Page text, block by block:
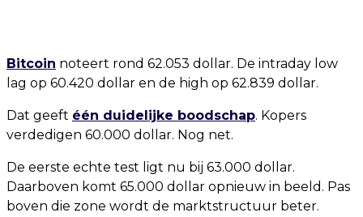
Bitcoin noteert rond 62.053 dollar. De intraday low
lag op 60.420 dollar en de high op 62.839 dollar.
Dat geeft één duidelijke boodschap. Kopers
verdedigen 60.000 dollar. Nog net.
De eerste echte test ligt nu bij 63.000 dollar.
Daarboven komt 65.000 dollar opnieuw in beeld. Pas
boven die zone wordt de marktstructuur beter.